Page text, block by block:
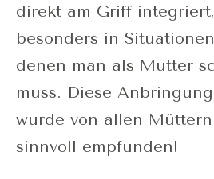
direkt am Griff
besonders in
denen man als Mutter
muss. Diese
wurde von allen
sinnvoll empfunden!